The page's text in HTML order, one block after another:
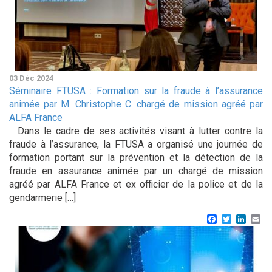
03 Déc 2024
Séminaire FTUSA : Formation sur la fraude à l’assurance
animée par M. Christophe C. chargé de mission agréé par
ALFA France
Dans le cadre de ses activités visant à lutter contre la
fraude à l’assurance, la FTUSA a organisé une journée de
formation portant sur la prévention et la détection de la
fraude en assurance animée par un chargé de mission
agréé par ALFA France et ex officier de la police et de la
gendarmerie […]
Facebook
Twitter